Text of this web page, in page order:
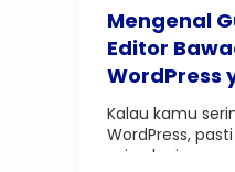
Mengenal
Editor
WordPress
Hidup Lebih
Kalau kamu
WordPress,
asing lagi..